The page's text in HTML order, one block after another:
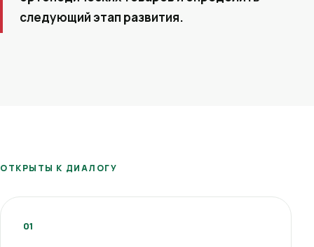
следующий этап развития.
ОТКРЫТЫ К ДИАЛОГУ
01